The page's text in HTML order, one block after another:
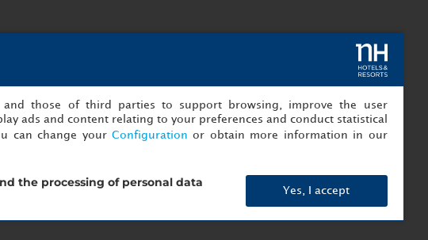
those of third parties to support browsing, improve the user
ads and content relating to your preferences and conduct statistical
can change your Configuration or obtain more information in our
the processing of personal data
Yes, I accept